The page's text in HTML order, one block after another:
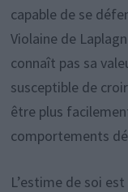
capable de se
Violaine de
connaît pas sa
susceptible de
être plus
comportements
L’estime de soi